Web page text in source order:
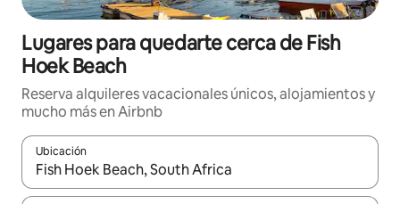
Lugares para quedarte cerca de Fish
Hoek Beach
Reserva alquileres vacacionales únicos, alojamientos y
mucho más en Airbnb
Ubicación
Cuando los resultados estén disponibles, navega con las